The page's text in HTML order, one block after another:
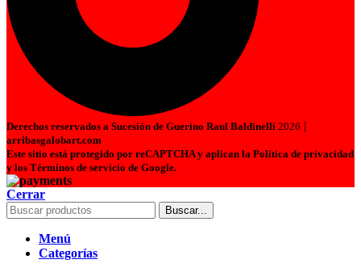
Derechos reservados a Sucesión de Guerino Raul Baldinelli 2026 |
arribasgalobart.com
Este sitio está protegido por reCAPTCHA y aplican la Política de privacidad
y los Términos de servicio de Google.
Cerrar
Buscar...
Menú
Categorías